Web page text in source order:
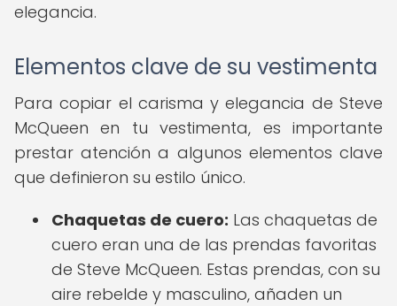
elegancia.
Elementos clave de su vestimenta
Para copiar el carisma y elegancia de Steve
McQueen en tu vestimenta, es importante
prestar atención a algunos elementos clave
que definieron su estilo único.
Chaquetas de cuero: Las chaquetas de
cuero eran una de las prendas favoritas
de Steve McQueen. Estas prendas, con su
aire rebelde y masculino, añaden un